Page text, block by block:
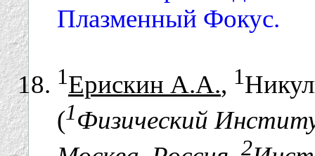
Плазменный Фокус.
1Ерискин А.А., 1
(1Физический
2